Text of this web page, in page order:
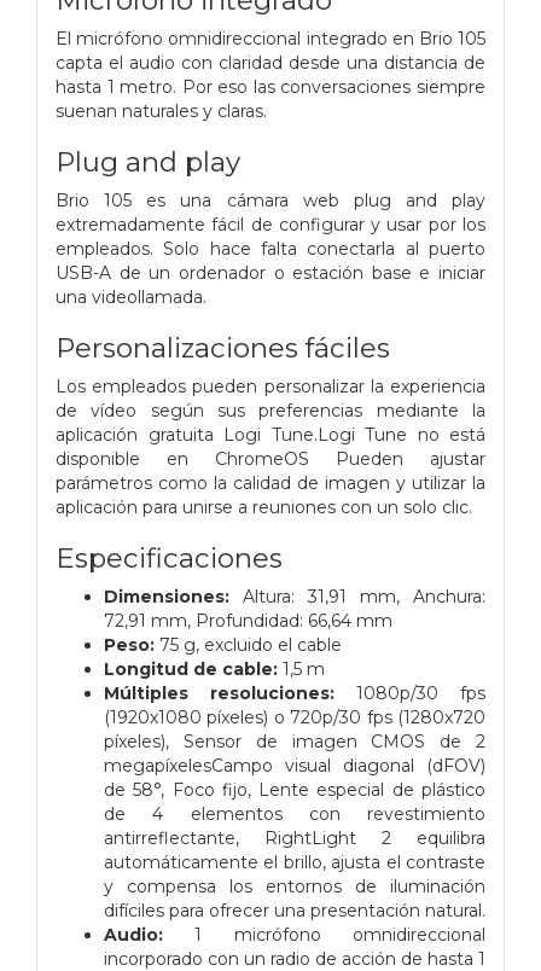
El micrófono omnidireccional integrado en Brio 105
capta el audio con claridad desde una distancia de
hasta 1 metro. Por eso las conversaciones siempre
suenan naturales y claras.
Plug and play
Brio 105 es una cámara web plug and play
extremadamente fácil de configurar y usar por los
empleados. Solo hace falta conectarla al puerto
USB-A de un ordenador o estación base e iniciar
una videollamada.
Personalizaciones fáciles
Los empleados pueden personalizar la experiencia
de vídeo según sus preferencias mediante la
aplicación gratuita Logi Tune.Logi Tune no está
disponible en ChromeOS Pueden ajustar
parámetros como la calidad de imagen y utilizar la
aplicación para unirse a reuniones con un solo clic.
Especificaciones
Dimensiones: Altura: 31,91 mm, Anchura:
72,91 mm, Profundidad: 66,64 mm
Peso: 75 g, excluido el cable
Longitud de cable: 1,5 m
Múltiples resoluciones: 1080p/30 fps
(1920x1080 píxeles) o 720p/30 fps (1280x720
píxeles), Sensor de imagen CMOS de 2
megapíxelesCampo visual diagonal (dFOV)
de 58°, Foco fijo, Lente especial de plástico
de 4 elementos con revestimiento
antirreflectante,
RightLight 2 equilibra
automáticamente el brillo, ajusta el contraste
y compensa los entornos de iluminación
difíciles para ofrecer una presentación natural.
Audio:
1 micrófono omnidireccional
incorporado con un radio de acción de hasta 1